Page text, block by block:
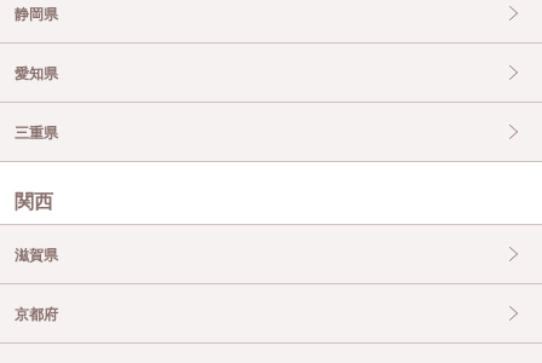
静岡県
愛知県
三重県
関西
滋賀県
京都府